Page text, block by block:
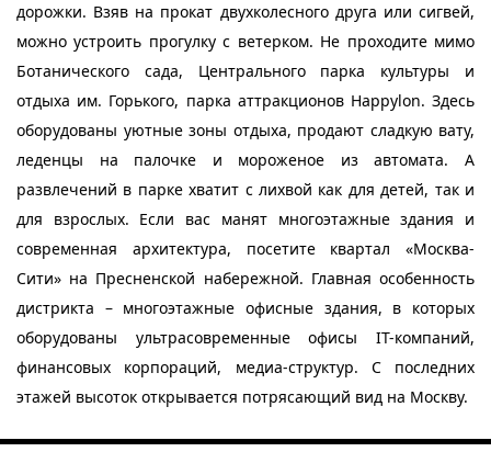
дорожки. Взяв на прокат двухколесного друга или сигвей,
можно устроить прогулку с ветерком. Не проходите мимо
Ботанического сада, Центрального парка культуры и
отдыха им. Горького, парка аттракционов Happylon. Здесь
оборудованы уютные зоны отдыха, продают сладкую вату,
леденцы на палочке и мороженое из автомата. А
развлечений в парке хватит с лихвой как для детей, так и
для взрослых. Если вас манят многоэтажные здания и
современная архитектура, посетите квартал «Москва-
Сити» на Пресненской набережной. Главная особенность
дистрикта – многоэтажные офисные здания, в которых
оборудованы ультрасовременные офисы IT-компаний,
финансовых корпораций, медиа-структур. С последних
этажей высоток открывается потрясающий вид на Москву.